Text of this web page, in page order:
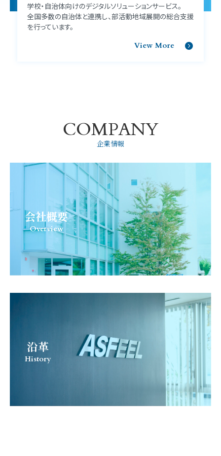
学校・自治体向けのデジタルソリューションサービス。
全国多数の自治体と連携し、部活動地域展開の総合支援
を行っています。
View More
COMPANY
企業情報
会社概要
Overview
沿革
History